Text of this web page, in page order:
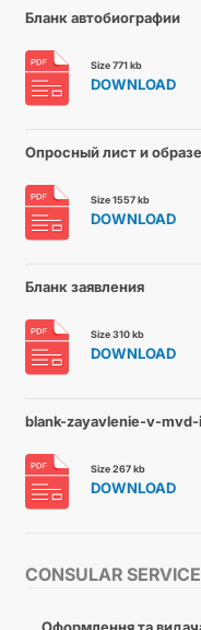
CONSULAR
Бланк автобиографии
Size 771 kb
DOWNLOAD
Опросный лист и
Size 1557 kb
DOWNLOAD
Бланк заявления
Size 310 kb
DOWNLOAD
blank-zayavlenie-v-mvd-
Size 267 kb
DOWNLOAD